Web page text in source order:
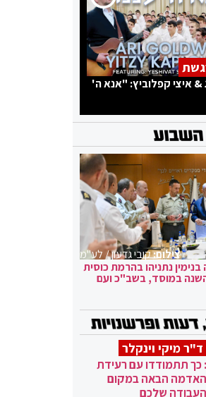
& איצי קפלוביץ: "אנא ה'
צילום:קובי גדעון / לע"מ
נתניהו בהרמת כוסית
במוסד, בשב"כ ועם
ד"ר מיקי וינקלר
: כך תתמודדו עם רעידת
האדמה הבאה במקום
העבודה שלכם